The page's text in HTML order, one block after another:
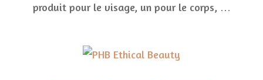
produit pour le visage, un pour le corps, …